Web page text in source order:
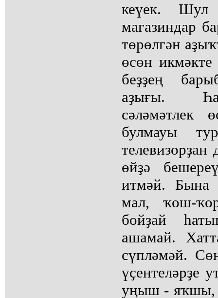
кеүек. Шул
магазиндар
төрөлгән
өсөн
беҙҙең
аҙығы.
сәләмәтлек
булмауы
өйҙә
итмәй. Бына
мал, ҡош-
бойҙай
ашамай.
сүпләмәй.
үҫентеләрҙе
уңыш - яҡшы,